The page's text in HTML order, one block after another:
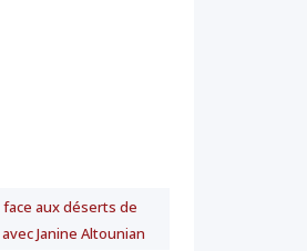
aux déserts de
Janine Altounian